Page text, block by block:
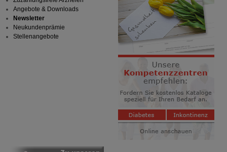
Angebote & Downloads
Newsletter
Neukundenprämie
Stellenangebote